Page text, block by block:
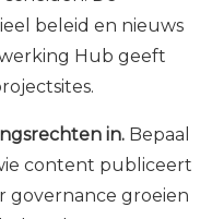
beleid en nieuws
Hub geeft
in. Bepaal
content publiceert
governance groeien